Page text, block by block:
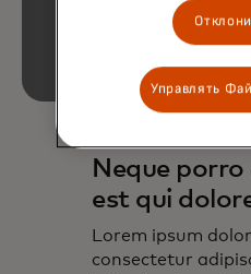
Neque
est qui
Lorem ipsum
consectetur
Управлять